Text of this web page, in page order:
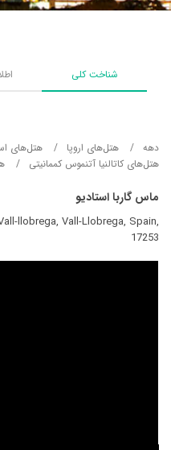
شناخت کلی
دهه هتل‌های اروپا
هتل‌های
هتل‌های کاتالنیا آتنموس کممانیتی
ماس گاربا استادیو
llobrega, Vall-Llobrega, Spain,
17253